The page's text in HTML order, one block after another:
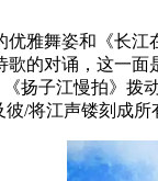
舞姿和《长江
的对诵，这一
子江慢拍》拨
/将江声镂刻成